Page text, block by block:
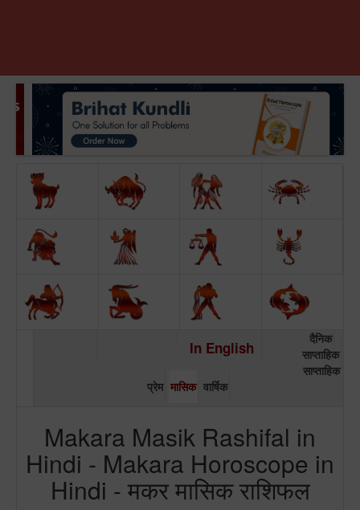
In English
दैनिक
साप्ताहिक
साप्ताहिक
प्रेम मासिक वार्षिक
Makara Masik Rashifal in
Hindi - Makara Horoscope in
Hindi - मकर मासिक राशिफल